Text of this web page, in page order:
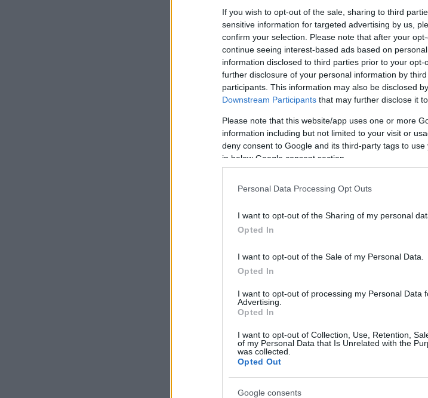
If you wish to opt-out of the sale, sharing to third
sensitive information for targeted advertising by us,
confirm your selection. Please note that after your
continue seeing interest-based ads based on
information disclosed to third parties prior to your
further disclosure of your personal information by
participants. This information may also be disclosed
Downstream Participants that may further disclose it
Please note that this website/app uses one or more
information including but not limited to your visit or
deny consent to Google and its third-party tags to
in below Google consent section.
Personal Data Processing Opt Outs
I want to opt-out of the Sharing of my personal
Opted In
I want to opt-out of the Sale of my Personal Data.
Opted In
I want to opt-out of processing my Personal Data
Advertising.
Opted In
I want to opt-out of Collection, Use, Retention,
of my Personal Data that Is Unrelated with the
was collected.
Opted Out
Google consents